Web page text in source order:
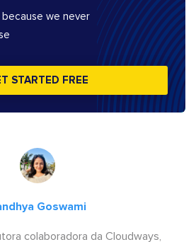
because we never
STARTED FREE
Goswami
colaboradora da Cloudways,